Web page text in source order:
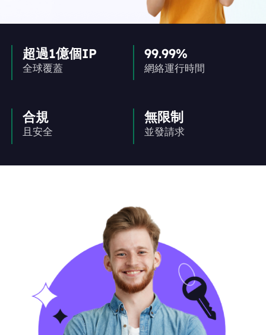
超過1億個IP
全球覆蓋
99.99%
網絡運行時間
合規
且安全
無限制
並發請求